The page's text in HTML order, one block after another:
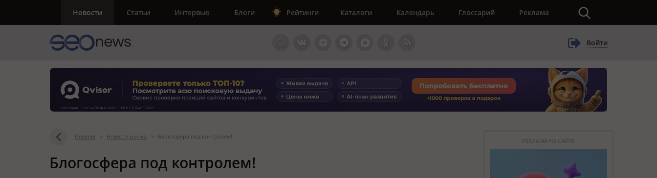
Новости Статьи Интервью Блоги Рейтинги Каталоги Календарь Глоссарий Реклама
Войти
Главная > Новости рынка > Блогосфера под контролем!
Блогосфера под контролем!
РЕКЛАМА НА САЙТЕ